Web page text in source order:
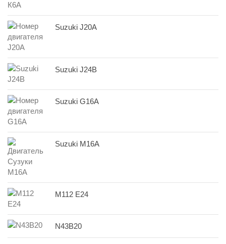
Suzuki J20A
Suzuki J24B
Suzuki G16A
Suzuki M16A
M112 E24
N43B20